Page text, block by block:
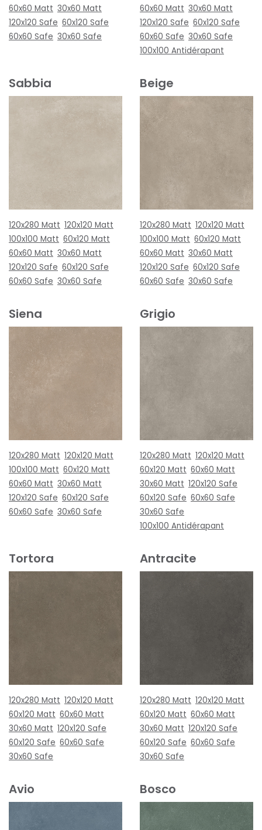
60x60 Matt 30x60 Matt
120x120 Safe 60x120 Safe
60x60 Safe 30x60 Safe
60x60 Matt 30x60 Matt
120x120 Safe 60x120 Safe
60x60 Safe 30x60 Safe
100x100 Antidérapant
Sabbia
120x280 Matt 120x120 Matt
100x100 Matt 60x120 Matt
60x60 Matt 30x60 Matt
120x120 Safe 60x120 Safe
60x60 Safe 30x60 Safe
Beige
120x280 Matt 120x120 Matt
100x100 Matt 60x120 Matt
60x60 Matt 30x60 Matt
120x120 Safe 60x120 Safe
60x60 Safe 30x60 Safe
Siena
120x280 Matt 120x120 Matt
100x100 Matt 60x120 Matt
60x60 Matt 30x60 Matt
120x120 Safe 60x120 Safe
60x60 Safe 30x60 Safe
Grigio
120x280 Matt 120x120 Matt
60x120 Matt 60x60 Matt
30x60 Matt 120x120 Safe
60x120 Safe 60x60 Safe
30x60 Safe
100x100 Antidérapant
Tortora
120x280 Matt 120x120 Matt
60x120 Matt 60x60 Matt
30x60 Matt 120x120 Safe
60x120 Safe 60x60 Safe
30x60 Safe
Antracite
120x280 Matt 120x120 Matt
60x120 Matt 60x60 Matt
30x60 Matt 120x120 Safe
60x120 Safe 60x60 Safe
30x60 Safe
Avio Bosco